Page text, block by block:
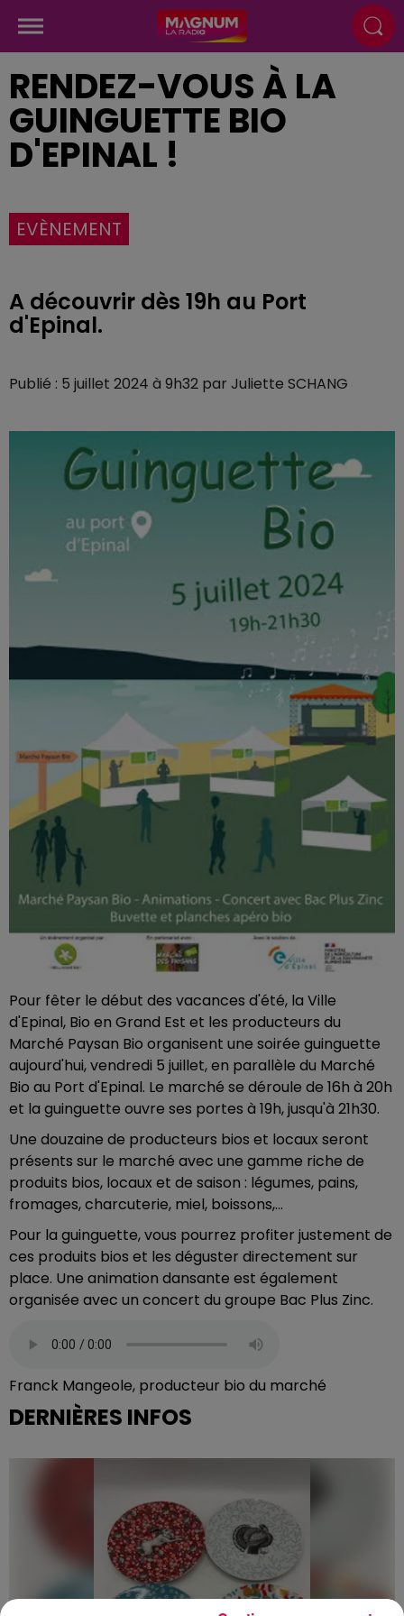
RENDEZ-VOUS À LA
GUINGUETTE BIO
D'EPINAL !
EVÈNEMENT
A découvrir dès 19h au Port
d'Epinal.
Publié : 5 juillet 2024 à 9h32 par Juliette SCHANG
Pour fêter le début des vacances d'été, la Ville
d'Epinal, Bio en Grand Est et les producteurs du
Marché Paysan Bio organisent une soirée guinguette
aujourd'hui, vendredi 5 juillet, en parallèle du Marché
Bio au Port d'Epinal. Le marché se déroule de 16h à 20h
et la guinguette ouvre ses portes à 19h, jusqu'à 21h30.
Une douzaine de producteurs bios et locaux seront
présents sur le marché avec une gamme riche de
produits bios, locaux et de saison : légumes, pains,
fromages, charcuterie, miel, boissons,...
Pour la guinguette, vous pourrez profiter justement de
ces produits bios et les déguster directement sur
place. Une animation dansante est également
organisée avec un concert du groupe Bac Plus Zinc.
Franck Mangeole, producteur bio du marché
DERNIÈRES INFOS